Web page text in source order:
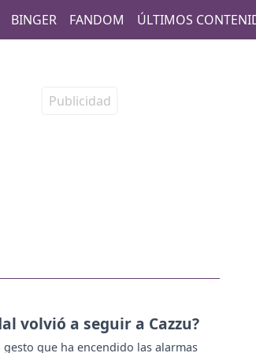
BINGER FANDOM ÚLTIMOS
volvió a seguir a Cazzu?
que ha encendido las alarmas